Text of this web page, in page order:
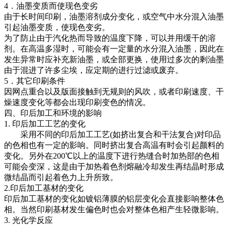
4．油墨变质而使现色变劣
由于长时间印刷，油墨溶剂成分变化，或空气中水分混入油墨
引起油墨变质，使现色变劣。
为了防止由于汽化热而导致的温度下降，可以并用缓干的溶
剂。在高温多湿时，可能会有一定量的水分混入油墨，因此在
发生异常时应补充新油墨，或全部更换，使用过多次的剩油墨
由于混进了许多尘埃，应定期的进行过滤或废弃。
5．其它印刷条件
因网点重合以及版面接触到无规则的风吹，或者印刷速度、干
燥速度变化等都会出现印刷变色的情况。
四、印后加工和环境的影响
1. 印后加工工艺的变化
采用不同的印后加工工艺(如挤出复合和干法复合)对印品
的色相也有一定的影响。同时挤出复合高温有时会引起颜料的
变化。另外在200℃以上的温度下进行热缝合时加热部的色相
可能会变深，这是由于加热着色剂熔融冷却发生再结晶时形成
微结晶而引起着色力上升所致。
2.印后加工基材的变化
印后加工基材的变化如镀铝薄膜的铝层变化会直接影响整体色
相。当然印刷基材发生偏色时也会对整体色相产生轻微影响。
3. 光化学反应